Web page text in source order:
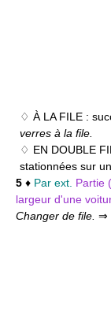
♢ À LA FILE :
verres à la file.
♢ EN DOUBLE
stationnées sur
5 ♦ Par ext. Partie (
largeur d'une
Changer de file. ⇒